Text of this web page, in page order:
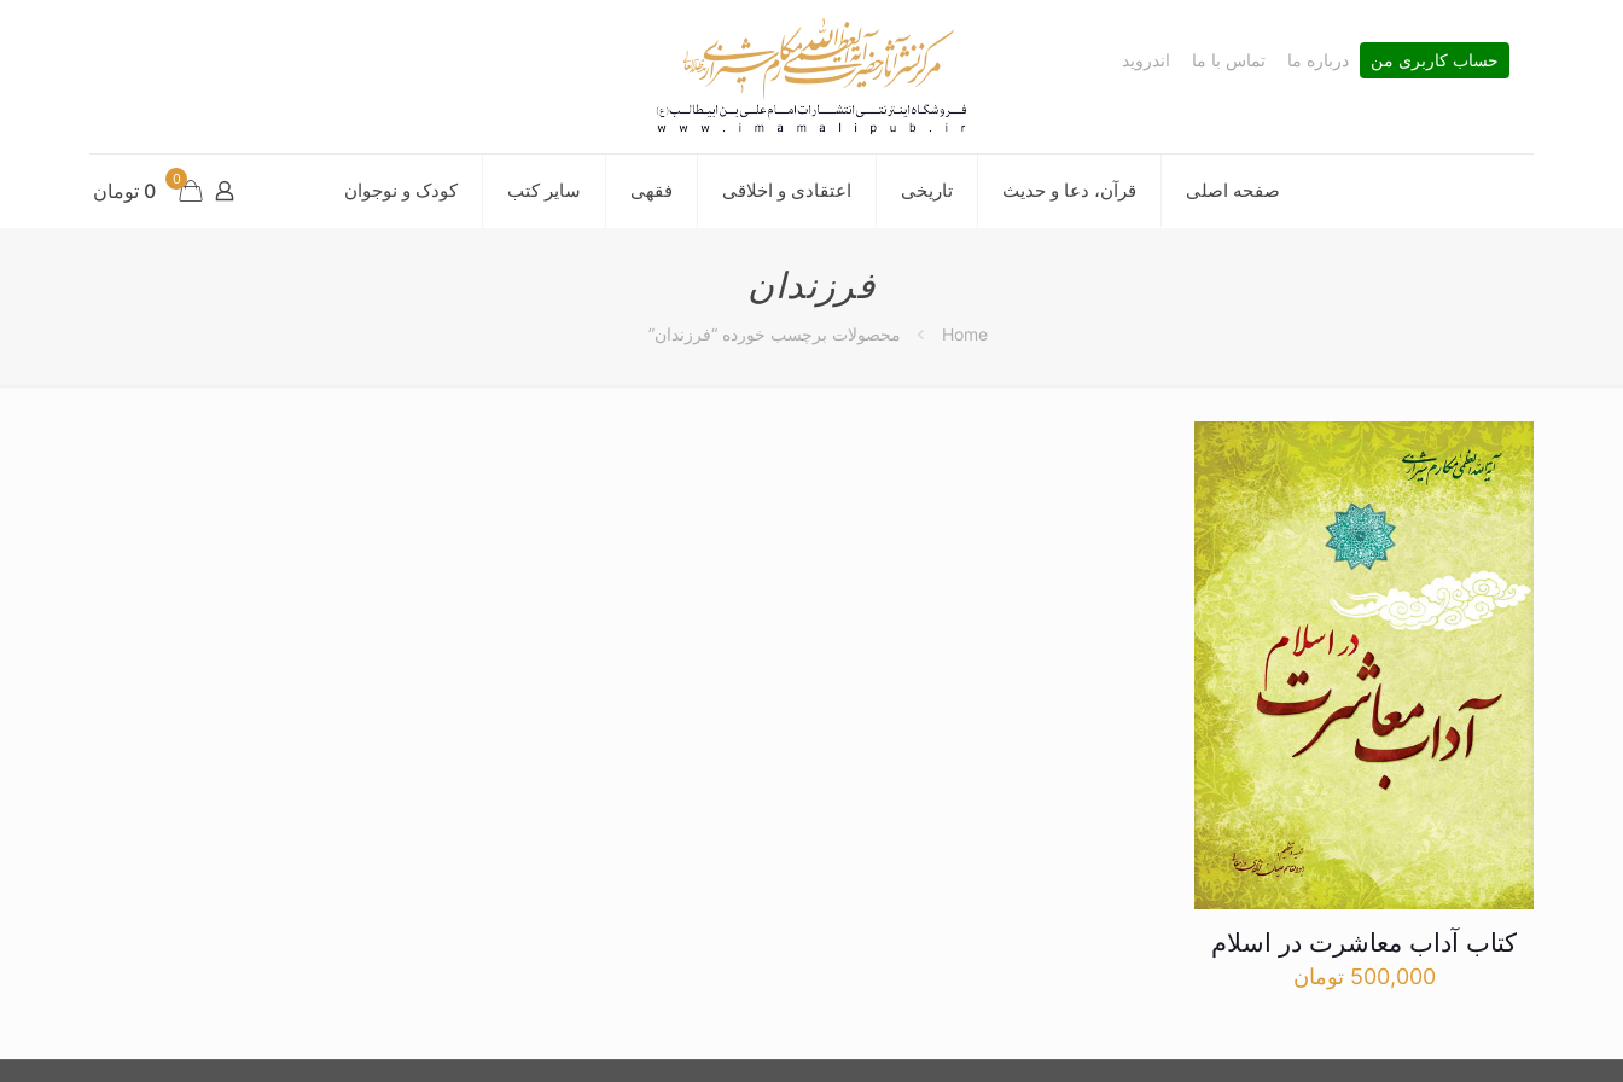
صفحه اصلی قرآن، دعا و حدیث تاریخی اعتقادی و اخلاقی فقهی سایر کتب کودک و نوجوان
حساب کاربری من درباره ما تماس با ما اندروید
0 0 تومان
فرزندان
Home محصولات برچسب خورده “فرزندان”
کتاب آداب معاشرت در اسلام
500,000 تومان